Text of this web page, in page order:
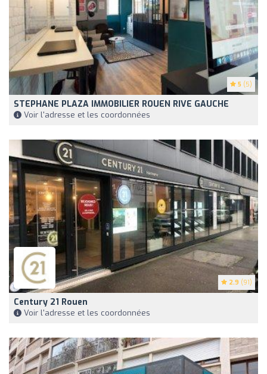
5 (5)
STEPHANE PLAZA IMMOBILIER ROUEN RIVE GAUCHE
Voir l'adresse et les coordonnées
2.9 (91)
Century 21 Rouen
Voir l'adresse et les coordonnées